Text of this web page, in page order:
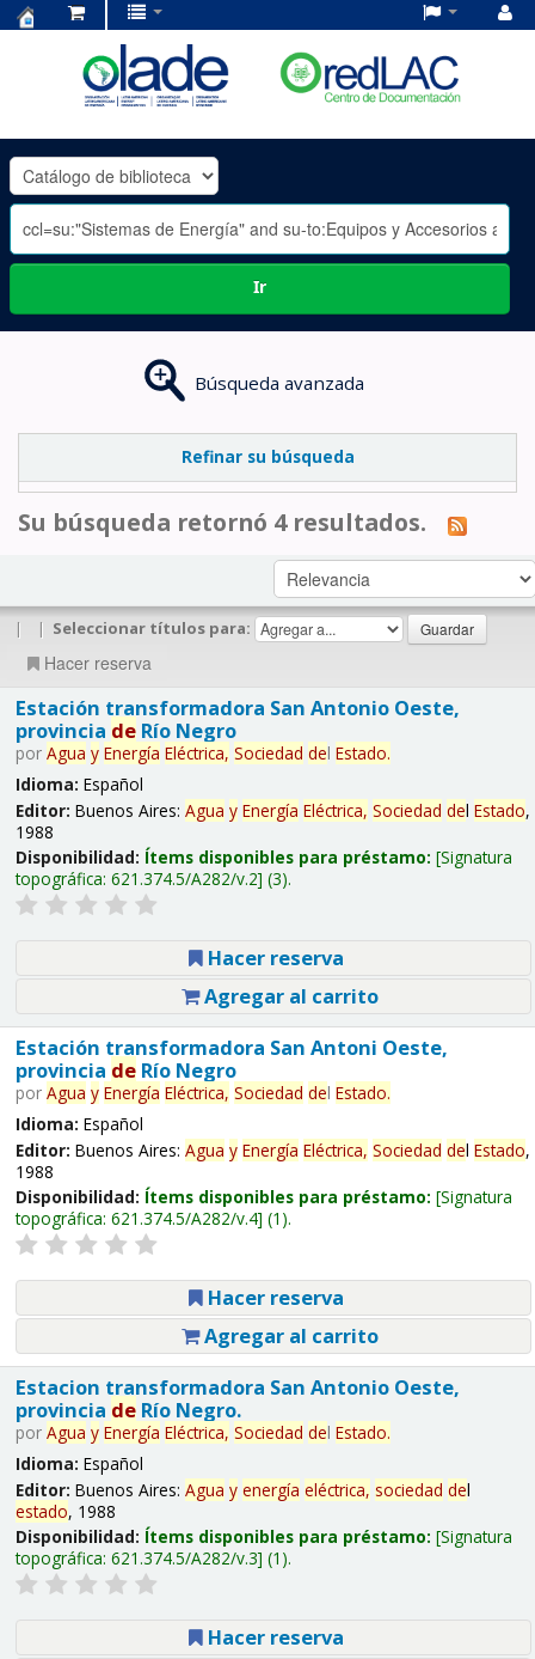
OLADE
-
Ir
Búsqueda avanzada
Refinar su búsqueda
Su búsqueda retornó 4 resultados.
| | Seleccionar títulos para:
Hacer reserva
Estación transformadora San Antonio Oeste,
provincia deRío Negro
por Agua y Energía Eléctrica, Sociedad del Estado.
Idioma: Español
Editor: Buenos Aires: Agua y Energía Eléctrica, Sociedad del Estado,
1988
Disponibilidad: Ítems disponibles para préstamo: Signatura
topográfica: 621.374.5/A282/v.2 (3).
Hacer reserva
Agregar al carrito
Estación transformadora San Antoni Oeste,
provincia deRío Negro
por Agua y Energía Eléctrica, Sociedad del Estado.
Idioma: Español
Editor: Buenos Aires: Agua y Energía Eléctrica, Sociedad del Estado,
1988
Disponibilidad: Ítems disponibles para préstamo: Signatura
topográfica: 621.374.5/A282/v.4 (1).
Hacer reserva
Agregar al carrito
Estacion transformadora San Antonio Oeste,
provincia deRío Negro.
por Agua y Energía Eléctrica, Sociedad del Estado.
Idioma: Español
Editor: Buenos Aires: Agua y energía eléctrica, sociedad del
estado, 1988
Disponibilidad: Ítems disponibles para préstamo: Signatura
topográfica: 621.374.5/A282/v.3 (1).
Hacer reserva